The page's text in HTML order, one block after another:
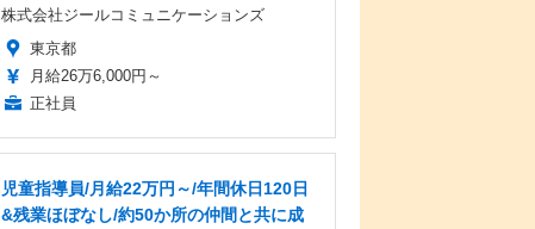
株式会社ジールコミュニケーションズ
東京都
月給26万6,000円～
正社員
児童指導員/月給22万円～/年間休日120日
&残業ほぼなし/約50か所の仲間と共に成